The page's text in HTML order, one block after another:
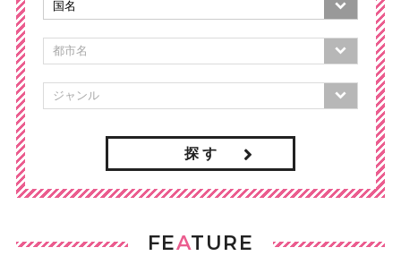
探 す
FEATURE